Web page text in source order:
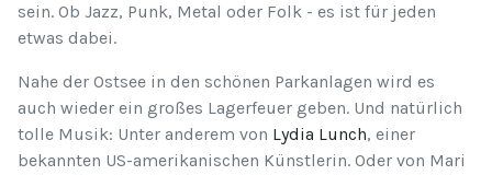
sein. Ob Jazz, Punk, Metal oder Folk - es ist für jeden
etwas dabei.
Nahe der Ostsee in den schönen Parkanlagen wird es
auch wieder ein großes Lagerfeuer geben. Und natürlich
tolle Musik: Unter anderem von Lydia Lunch, einer
bekannten US-amerikanischen Künstlerin. Oder von Mari